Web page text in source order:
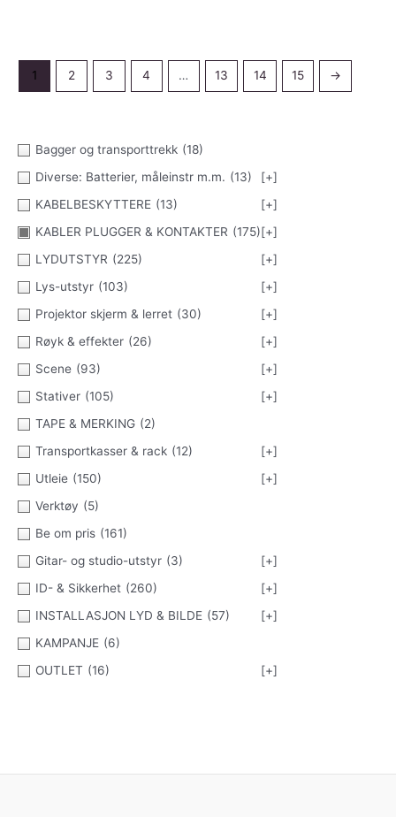
Bagger og transporttrekk (18)
Diverse: Batterier, måleinstr m.m. (13)
[+]
KABELBESKYTTERE (13)
[+]
KABLER PLUGGER & KONTAKTER (175)[+]
LYDUTSTYR (225)
[+]
Lys-utstyr (103)
[+]
Projektor skjerm & lerret (30)
[+]
Røyk & effekter (26)
[+]
Scene (93)
[+]
Stativer (105)
[+]
TAPE & MERKING (2)
Transportkasser & rack (12)
[+]
Utleie (150)
[+]
Verktøy (5)
Be om pris (161)
Gitar- og studio-utstyr (3)
[+]
ID- & Sikkerhet (260)
[+]
INSTALLASJON LYD & BILDE (57)
[+]
KAMPANJE (6)
OUTLET (16) [+]
1 2 3 4 … 13 14 15 →